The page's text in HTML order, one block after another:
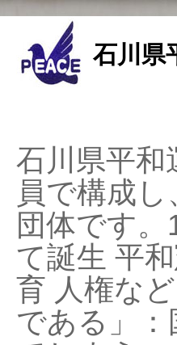
石川県
石川県平和
員で構成
団体です
て誕生 平
育 人権な
である」